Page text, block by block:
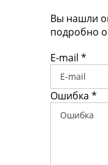
Вы нашли
подробно
E-mail *
Ошибка *